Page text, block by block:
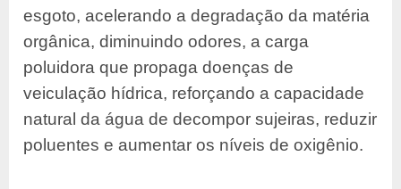
esgoto, acelerando a degradação da matéria
orgânica, diminuindo odores, a carga
poluidora que propaga doenças de
veiculação hídrica, reforçando a capacidade
natural da água de decompor sujeiras, reduzir
poluentes e aumentar os níveis de oxigênio.